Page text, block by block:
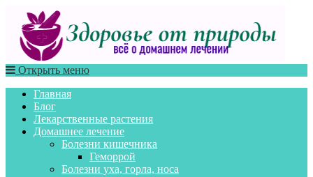
Открыть меню
Главная
Блог
Лекарственные растения
Домашнее лечение
Болезни кишечника
Геморрой
Болезни уха, горла, носа